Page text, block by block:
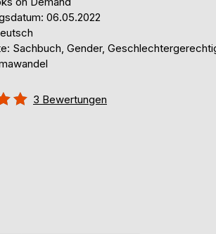
06.05.2022
Sachbuch, Gender,
3 Bewertungen